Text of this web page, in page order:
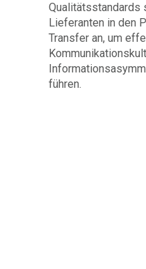
Qualitätsstandards
Lieferanten in den
Transfer an, um
führen.